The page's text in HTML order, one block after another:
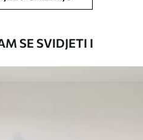
primjena
SE SVIDJETI I